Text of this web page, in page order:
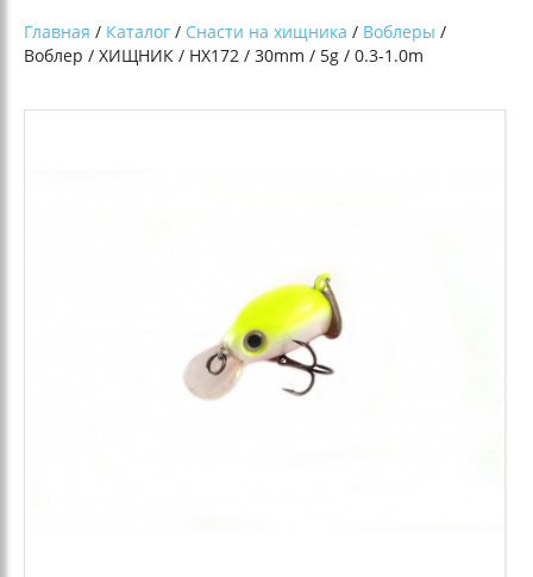
Главная / Каталог / Снасти на хищника / Воблеры /
Воблер / ХИЩНИК / HX172 / 30mm / 5g / 0.3-1.0m